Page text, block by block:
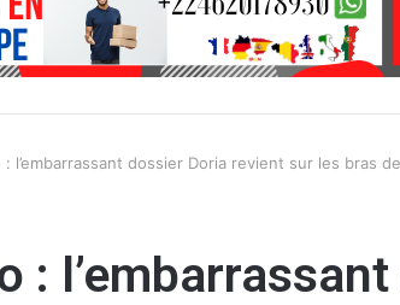
l’embarrassant dossier Doria revient sur les bras
: